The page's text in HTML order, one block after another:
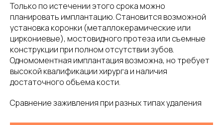
Только по истечении этого срока можно
планировать имплантацию. Становится возможной
установка коронки (металлокерамические или
циркониевые), мостовидного протеза или съемные
конструкции при полном отсутствии зубов.
Одномоментная имплантация возможна, но требует
высокой квалификации хирурга и наличия
достаточного объема кости.
Сравнение заживления при разных типах удаления